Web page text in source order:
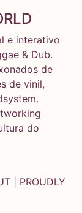
e interativo
& Dub.
de
de vinil,
do
| PROUDLY